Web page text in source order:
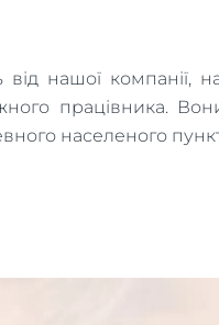
від нашої
працівника.
населеного